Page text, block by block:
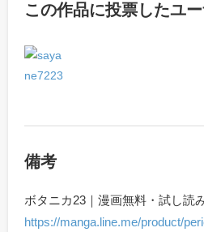
この作品に投票したユー
備考
ボタニカ23｜漫画無料・試し読
https://manga.line.me/product/